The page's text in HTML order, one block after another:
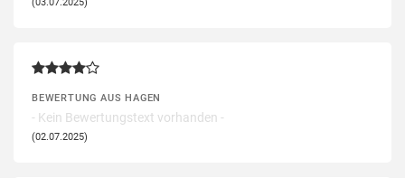
BEWERTUNG AUS HAGEN
- Kein Bewertungstext vorhanden -
(02.07.2025)